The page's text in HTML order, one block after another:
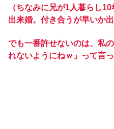
（ちなみに兄が1人暮らし
出来婚。付き合うが早いか
でも一番許せないのは、私
れないようにねｗ」って言っ